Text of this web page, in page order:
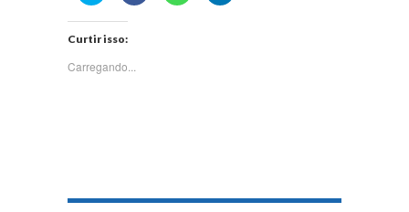
compartilhar
no
Twitter(abre
em
janela)
compartilharcompartilhar
Curtir isso:
Carregando...